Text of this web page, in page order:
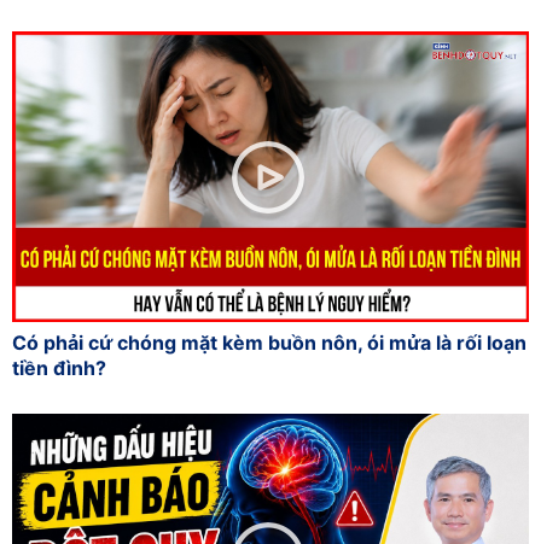
Có phải cứ chóng mặt kèm buồn nôn, ói mửa là rối loạn
tiền đình?